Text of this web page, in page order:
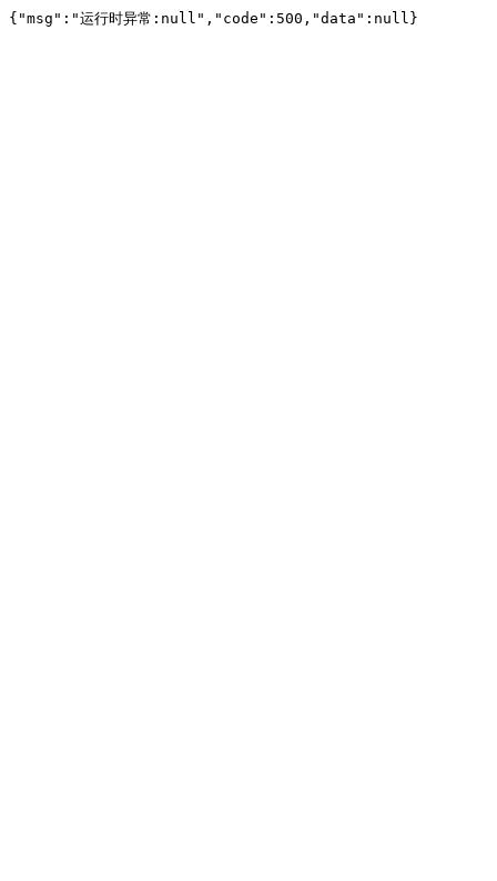
{"msg":"运行时异常:null","code":500,"data":null}